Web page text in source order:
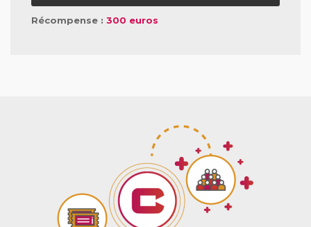
Récompense : 300 euros